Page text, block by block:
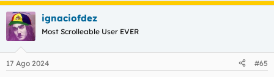
Joder, yo pago más de pensión que la mayoría de los
mangurrianes estos y no me oirás ni una queja. Ahora resulta
tener que pagar por tus putos hijos es un abuso...
Si te parece tanto o no podías pagarlo no haber tenido hijos y
vuelve a casa de tu madre a que te dé el desayuno y te haga
la cama.
ignaciofdez
Most Scrolleable User EVER
17 Ago 2024 #65